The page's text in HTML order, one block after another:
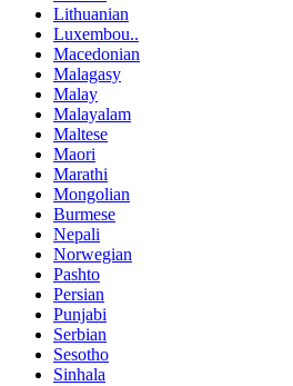
Lithuanian
Luxembou..
Macedonian
Malagasy
Malay
Malayalam
Maltese
Maori
Marathi
Mongolian
Burmese
Nepali
Norwegian
Pashto
Persian
Punjabi
Serbian
Sesotho
Sinhala